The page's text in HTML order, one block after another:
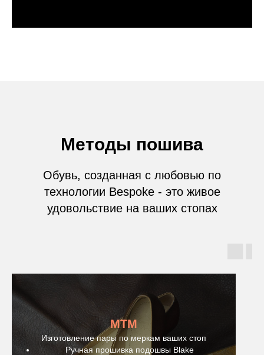
Методы пошива
Обувь, созданная с любовью по
технологии Bespoke - это живое
удовольствие на ваших стопах
MTM
Изготовление пары по меркам ваших стоп
Ручная прошивка подошвы Blake